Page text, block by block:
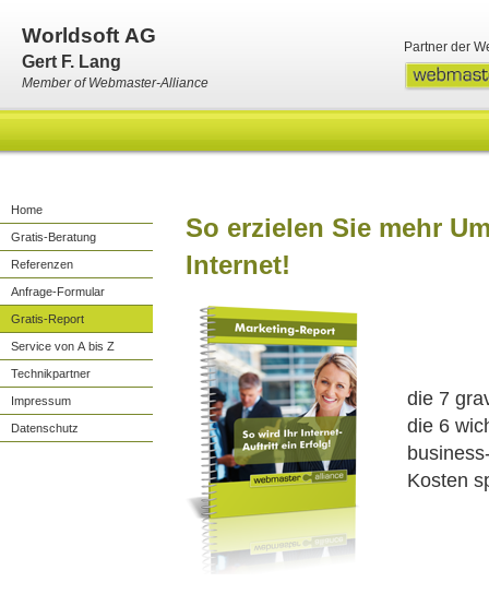
Worldsoft AG
Gert F. Lang
Member of Webmaster-Alliance
Partner der
Home
Gratis-Beratung
Referenzen
Anfrage-Formular
Gratis-Report
Service von A bis Z
Technikpartner
Impressum
Datenschutz
So erzielen Sie mehr
Internet!
die 7
die 6
Kosten